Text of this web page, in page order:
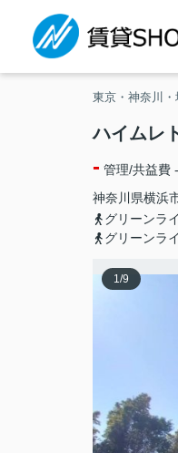
東京・神奈川
ハイムレ
- 管理/共益費 -
神奈川県横浜
グリーンラ
グリーンラ
1/9